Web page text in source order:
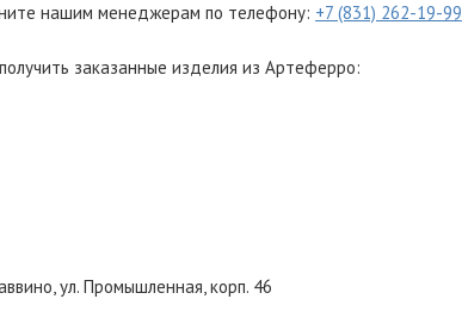
нашим менеджерам по телефону: +7 (831) 262-19-99
заказанные изделия из Артеферро:
ул. Промышленная, корп. 46